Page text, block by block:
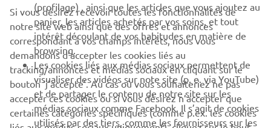
S'ABONNER
Lisez notre politique de confidentialité pour savoir comment
nous traitons vos données personnelles :Politique de
Confidentialité
(profilage) , ainsi que les articles que vous ajoutez au
panier, les articles achetés par vos soins, et tout
intérêt découlant de vos habitudes en matière de
browsing.
Les cookies liés aux médias sociaux permettent de
visualiser des vidéos sur note site (p. e. via YouTube)
et de partager le contenu de notre site sur les
médias sociaux comme Facebook. Il s’agit de cookies
utilisés par des tiers, comme les fournisseurs sur les
Si vous désirez recevoir toutes les fonctionnalités de
notre site web ainsi que des offres et annonces
correspondant à vos champs intérêts, nous vous
demandons d’accepter les cookies liés au
tracking/annonces et médias sociaux en cliquant sur le
bouton ‘j’accepte’. Au cas où vous souhaiteriez ne pas
accepter ces cookies ou si vous désirez n’accepter que
certaines catégories spécifiques (comme p.ex. les cookies